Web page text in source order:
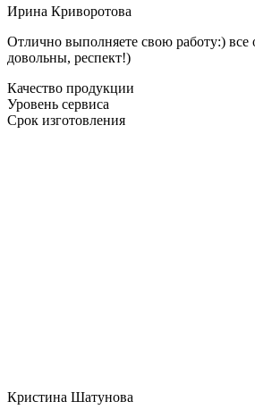
Ирина Криворотова
Отлично выполняете свою работу:) все
довольны, респект!)
Качество продукции
Уровень сервиса
Срок изготовления
Кристина Шатунова